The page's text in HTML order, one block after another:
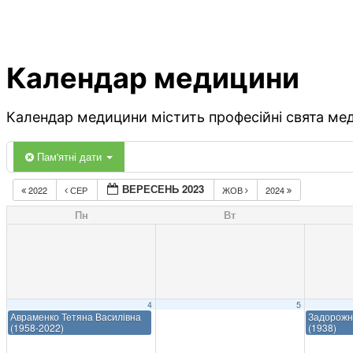
Календар медицини
Календар медицини містить професійні свята
Пам'ятні дати
2022 СЕР ВЕРЕСЕНЬ 2023 ЖОВ 2024
Пн Вт
4
Авраменко Тетяна Василівна
(1958-2022)
5
(1938)